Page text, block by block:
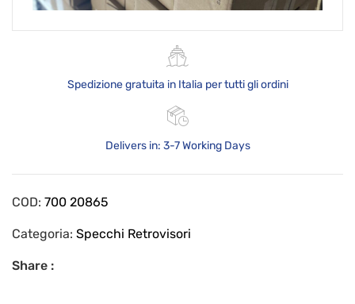
Spedizione gratuita in Italia per tutti gli ordini
Delivers in: 3-7 Working Days
COD: 700 20865
Categoria: Specchi Retrovisori
Share :